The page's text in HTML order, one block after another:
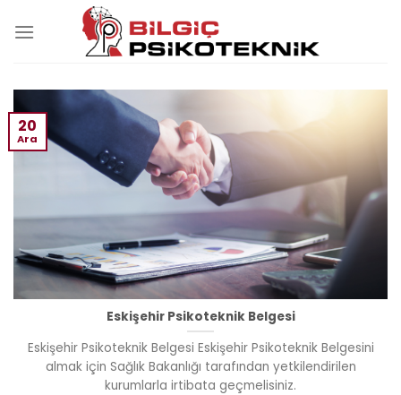
Eskişehir Psikoteknik Belgesi
Eskişehir Psikoteknik Belgesi Eskişehir Psikoteknik Belgesini
almak için Sağlık Bakanlığı tarafından yetkilendirilen
kurumlarla irtibata geçmelisiniz.
20
Ara